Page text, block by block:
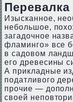
Изысканное,
небольшое,
загадочное
фламинго» все
в садовом
его древесины
А прикладные
податливого
прочие —
своей